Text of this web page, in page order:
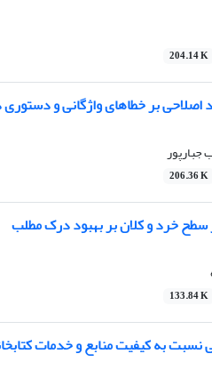
204.14 K
اصلاحی بر خطاهای واژگانی و
206.36 K
سطح خرد و کلان بر بهبود درک مطلب
133.84 K
نسبت به کیفیت منابع و خدمات